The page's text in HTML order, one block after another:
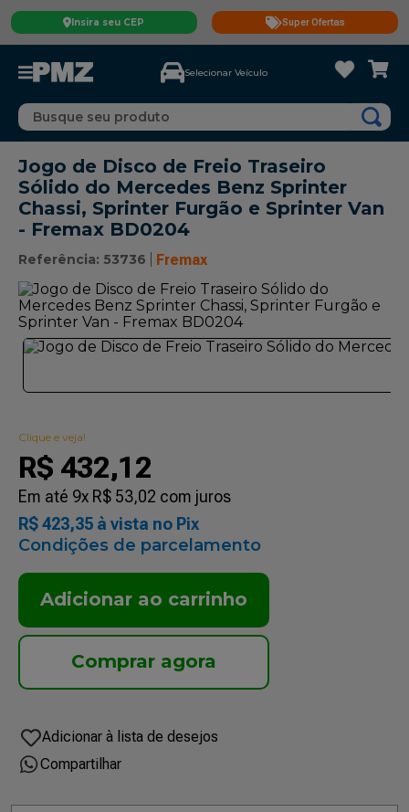
Insira seu CEP Super Ofertas
Selecionar Veículo
Busque seu produto
Jogo de Disco de Freio Traseiro
Sólido do Mercedes Benz Sprinter
Chassi, Sprinter Furgão e Sprinter Van
- Fremax BD0204
Referência: 53736 Fremax
Clique e veja!
R$ 432,12
Em até 9x R$ 53,02 com juros
R$423,35 à vista no Pix
Condições de parcelamento
Adicionar ao carrinho
Compartilhar